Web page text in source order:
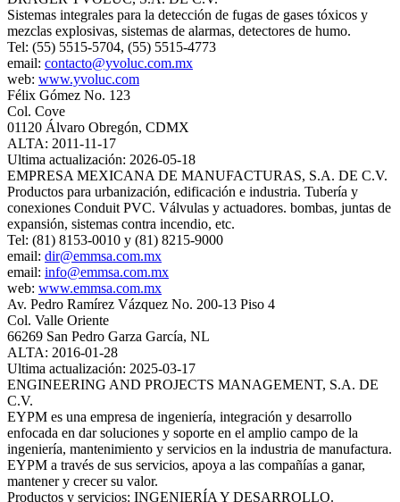
Sistemas integrales para la detección de fugas de gases tóxicos y
mezclas explosivas, sistemas de alarmas, detectores de humo.
Tel: (55) 5515-5704, (55) 5515-4773
email: contacto@yvoluc.com.mx
web: www.yvoluc.com
Félix Gómez No. 123
Col. Cove
01120 Álvaro Obregón, CDMX
ALTA: 2011-11-17
Ultima actualización: 2026-05-18
EMPRESA MEXICANA DE MANUFACTURAS, S.A. DE C.V.
Productos para urbanización, edificación e industria. Tubería y
conexiones Conduit PVC. Válvulas y actuadores. bombas, juntas de
expansión, sistemas contra incendio, etc.
Tel: (81) 8153-0010 y (81) 8215-9000
email: dir@emmsa.com.mx
email: info@emmsa.com.mx
web: www.emmsa.com.mx
Av. Pedro Ramírez Vázquez No. 200-13 Piso 4
Col. Valle Oriente
66269 San Pedro Garza García, NL
ALTA: 2016-01-28
Ultima actualización: 2025-03-17
ENGINEERING AND PROJECTS MANAGEMENT, S.A. DE
C.V.
EYPM es una empresa de ingeniería, integración y desarrollo
enfocada en dar soluciones y soporte en el amplio campo de la
ingeniería, mantenimiento y servicios en la industria de manufactura.
EYPM a través de sus servicios, apoya a las compañías a ganar,
mantener y crecer su valor.
Productos y servicios: INGENIERÍA Y DESARROLLO.